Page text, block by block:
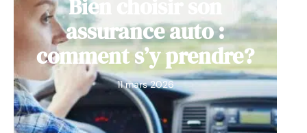
Bien choisir son
assurance auto :
comment s’y prendre?
11 mars 2026